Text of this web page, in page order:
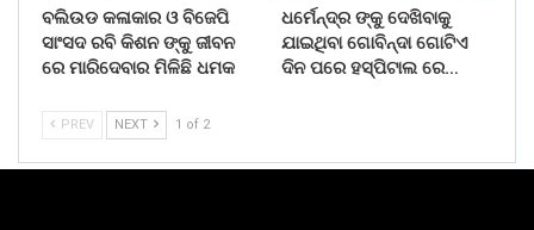
ବଲିଉଡ କଳାକାର ଓ ବିଜେପି
ସାଂସଦ ରବି କିଶନ ଙ୍କୁ ଜୀବନ
ରେ ମାରିଦେବାର ମିଳିଛି ଧମକ
ଧର୍ମେନ୍ଦ୍ର ଙ୍କୁ ଦେଖିବାକୁ
ଯାଇଥିବା ଗୋବିନ୍ଦା ଗୋଟିଏ
ଦିନ ପରେ ହସ୍ପିଟାଲ ରେ…
PREV NEXT 1 of 2